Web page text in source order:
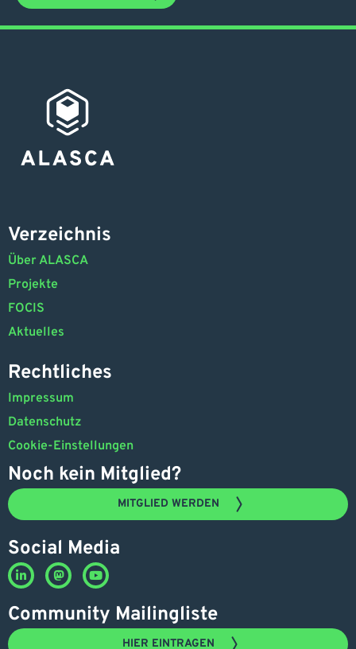
Verzeichnis
Über ALASCA
Projekte
FOCIS
Aktuelles
Rechtliches
Impressum
Datenschutz
Cookie-Einstellungen
Noch kein Mitglied?
MITGLIED WERDEN
Social Media
Community Mailingliste
HIER EINTRAGEN